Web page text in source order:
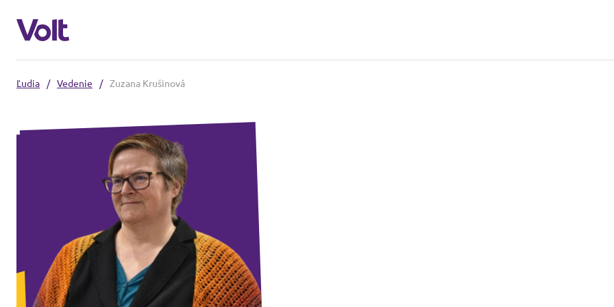
Slovenčina
Naši Volt susedia
Volt Česko
Volt Poľsko
Novinky
Ľudia / Vedenie / Zuzana Krušinová